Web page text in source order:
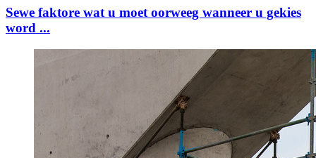
Sewe faktore wat u moet oorweeg wanneer u gekies
word ...